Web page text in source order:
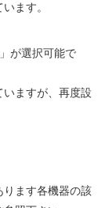
ます。
が選択可能で
ますが、再度設
ります各機器の該